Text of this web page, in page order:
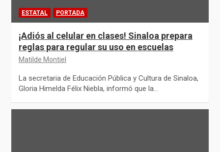
ESTATAL PORTADA
¡Adiós al celular en clases! Sinaloa prepara
reglas para regular su uso en escuelas
Matilde Montiel
La secretaria de Educación Pública y Cultura de Sinaloa,
Gloria Himelda Félix Niebla, informó que la…